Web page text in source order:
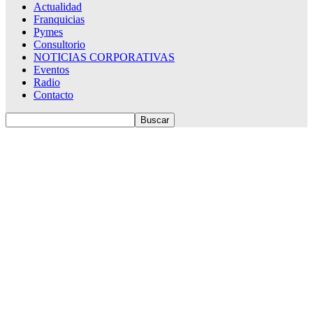
Actualidad
Franquicias
Pymes
Consultorio
NOTICIAS CORPORATIVAS
Eventos
Radio
Contacto